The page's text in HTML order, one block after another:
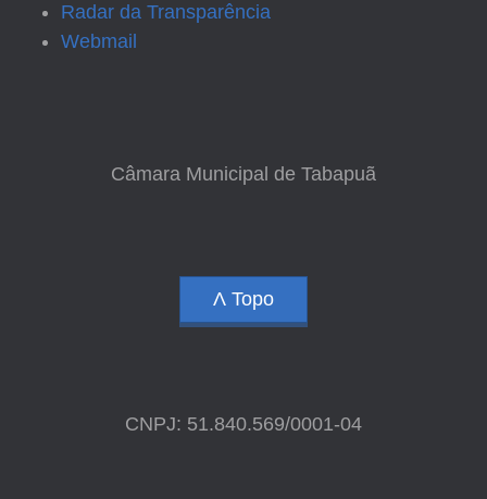
Radar da Transparência
Webmail
Câmara Municipal de Tabapuã
Ʌ Topo
CNPJ: 51.840.569/0001-04